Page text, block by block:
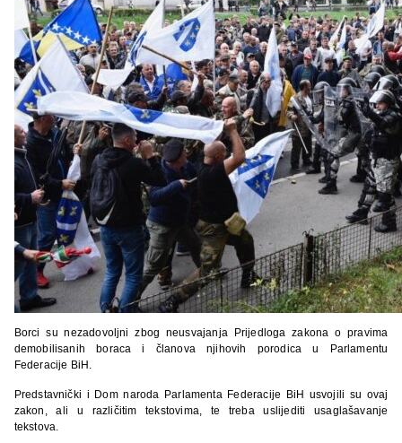
Borci su nezadovoljni zbog neusvajanja Prijedloga zakona o pravima
demobilisanih boraca i članova njihovih porodica u Parlamentu
Federacije BiH.
Predstavnički i Dom naroda Parlamenta Federacije BiH usvojili su ovaj
zakon, ali u različitim tekstovima, te treba uslijediti usaglašavanje
tekstova.